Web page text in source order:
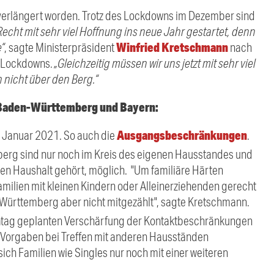
worden. Trotz des Lockdowns im Dezember sind
mit sehr viel Hoffnung ins neue Jahr gestartet, denn
, sagte MinisterpräsidentWinfried Kretschmannnach
„Gleichzeitig müssen wir uns jetzt mit sehr viel
über den Berg.“
Württemberg und Bayern:
2021. So auch dieAusgangsbeschränkungen.
sind nur noch im Kreis des eigenen Hausstandes und
Haushalt gehört, möglich. "Um familiäre Härten
mit kleinen Kindern oder Alleinerziehenden gerecht
aber nicht mitgezählt", sagte Kretschmann.
geplanten Verschärfung der Kontaktbeschränkungen
bei Treffen mit anderen Hausständen
Familien wie Singles nur noch mit einer weiteren